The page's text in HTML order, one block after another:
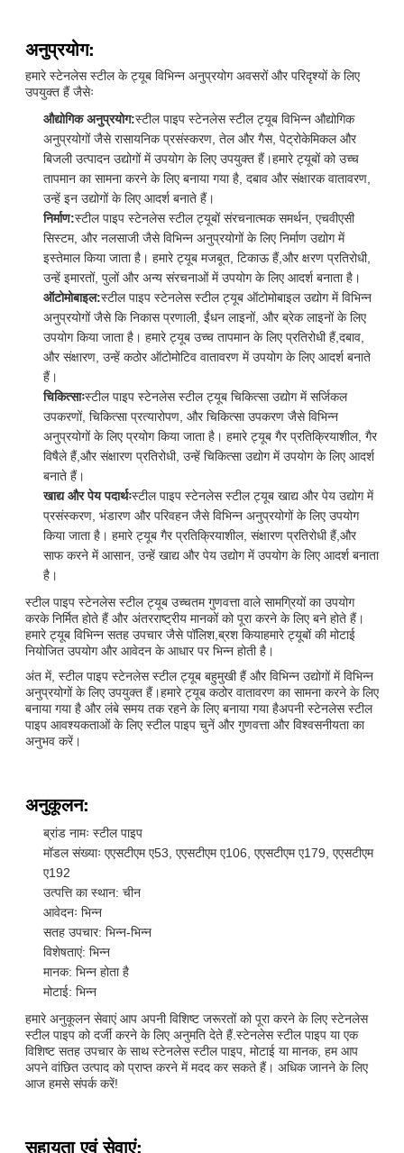
अनुप्रयोग:
हमारे स्टेनलेस स्टील के ट्यूब विभिन्न अनुप्रयोग अवसरों और परिदृश्यों के लिए
उपयुक्त हैं जैसेः
औद्योगिक अनुप्रयोग:स्टील पाइप स्टेनलेस स्टील ट्यूब विभिन्न औद्योगिक
अनुप्रयोगों जैसे रासायनिक प्रसंस्करण, तेल और गैस, पेट्रोकेमिकल और
बिजली उत्पादन उद्योगों में उपयोग के लिए उपयुक्त हैं।हमारे ट्यूबों को उच्च
तापमान का सामना करने के लिए बनाया गया है, दबाव और संक्षारक वातावरण,
उन्हें इन उद्योगों के लिए आदर्श बनाते हैं।
निर्माण:स्टील पाइप स्टेनलेस स्टील ट्यूबों संरचनात्मक समर्थन, एचवीएसी
सिस्टम, और नलसाजी जैसे विभिन्न अनुप्रयोगों के लिए निर्माण उद्योग में
इस्तेमाल किया जाता है। हमारे ट्यूब मजबूत, टिकाऊ हैं,और क्षरण प्रतिरोधी,
उन्हें इमारतों, पुलों और अन्य संरचनाओं में उपयोग के लिए आदर्श बनाता है।
ऑटोमोबाइल:स्टील पाइप स्टेनलेस स्टील ट्यूब ऑटोमोबाइल उद्योग में विभिन्न
अनुप्रयोगों जैसे कि निकास प्रणाली, ईंधन लाइनों, और ब्रेक लाइनों के लिए
उपयोग किया जाता है। हमारे ट्यूब उच्च तापमान के लिए प्रतिरोधी हैं,दबाव,
और संक्षारण, उन्हें कठोर ऑटोमोटिव वातावरण में उपयोग के लिए आदर्श बनाते
हैं।
चिकित्साःस्टील पाइप स्टेनलेस स्टील ट्यूब चिकित्सा उद्योग में सर्जिकल
उपकरणों, चिकित्सा प्रत्यारोपण, और चिकित्सा उपकरण जैसे विभिन्न
अनुप्रयोगों के लिए प्रयोग किया जाता है। हमारे ट्यूब गैर प्रतिक्रियाशील, गैर
विषैले हैं,और संक्षारण प्रतिरोधी, उन्हें चिकित्सा उद्योग में उपयोग के लिए आदर्श
बनाते हैं।
खाद्य और पेय पदार्थःस्टील पाइप स्टेनलेस स्टील ट्यूब खाद्य और पेय उद्योग में
प्रसंस्करण, भंडारण और परिवहन जैसे विभिन्न अनुप्रयोगों के लिए उपयोग
किया जाता है। हमारे ट्यूब गैर प्रतिक्रियाशील, संक्षारण प्रतिरोधी हैं,और
साफ करने में आसान, उन्हें खाद्य और पेय उद्योग में उपयोग के लिए आदर्श बनाता
है।
स्टील पाइप स्टेनलेस स्टील ट्यूब उच्चतम गुणवत्ता वाले सामग्रियों का उपयोग
करके निर्मित होते हैं और अंतरराष्ट्रीय मानकों को पूरा करने के लिए बने होते हैं।
हमारे ट्यूब विभिन्न सतह उपचार जैसे पॉलिश,ब्रश कियाहमारे ट्यूबों की मोटाई
नियोजित उपयोग और आवेदन के आधार पर भिन्न होती है।
अंत में, स्टील पाइप स्टेनलेस स्टील ट्यूब बहुमुखी हैं और विभिन्न उद्योगों में विभिन्न
अनुप्रयोगों के लिए उपयुक्त हैं।हमारे ट्यूब कठोर वातावरण का सामना करने के लिए
बनाया गया है और लंबे समय तक रहने के लिए बनाया गया हैअपनी स्टेनलेस स्टील
पाइप आवश्यकताओं के लिए स्टील पाइप चुनें और गुणवत्ता और विश्वसनीयता का
अनुभव करें।
अनुकूलन:
ब्रांड नामः स्टील पाइप
मॉडल संख्याः एएसटीएम ए53, एएसटीएम ए106, एएसटीएम ए179, एएसटीएम
ए192
उत्पत्ति का स्थान: चीन
आवेदनः भिन्न
सतह उपचार: भिन्न-भिन्न
विशेषताएं: भिन्न
मानक: भिन्न होता है
मोटाई: भिन्न
हमारे अनुकूलन सेवाएं आप अपनी विशिष्ट जरूरतों को पूरा करने के लिए स्टेनलेस
स्टील पाइप को दर्जी करने के लिए अनुमति देते हैं.स्टेनलेस स्टील पाइप या एक
विशिष्ट सतह उपचार के साथ स्टेनलेस स्टील पाइप, मोटाई या मानक, हम आप
अपने वांछित उत्पाद को प्राप्त करने में मदद कर सकते हैं। अधिक जानने के लिए
आज हमसे संपर्क करें!
सहायता एवं सेवाएं: